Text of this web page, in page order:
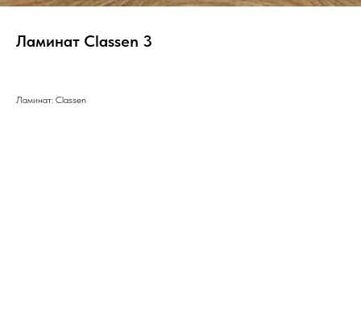
Ламинат Classen 3
Ламинат: Classen